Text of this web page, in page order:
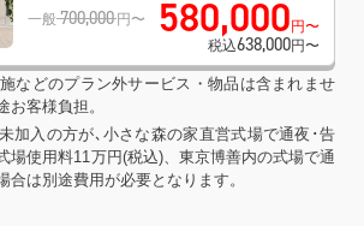
一般700,000 円〜 580,000 円〜
税込638,000円〜
などのプラン外サービス・物品は含まれませ
お客様負担。
加入の方が､小さな森の家直営式場で通夜･告
場使用料11万円(税込)、東京博善内の式場で通
合は別途費用が必要となります。